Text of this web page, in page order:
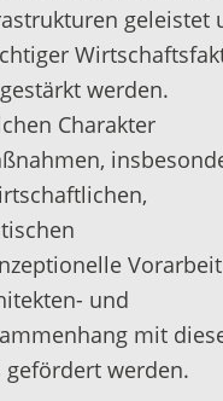
geleistet
werden.
Charakter
und
mit
werden.